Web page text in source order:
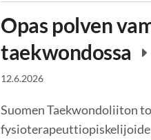
Opas polven
taekwondossa
12.6.2026
Suomen Taekwondoliiton